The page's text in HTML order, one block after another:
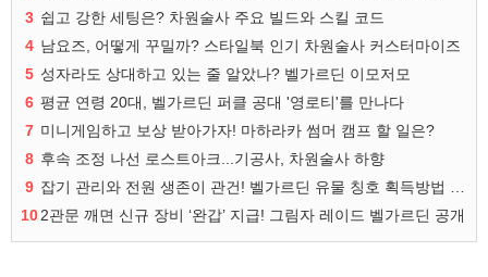
3 쉽고 강한 세팅은? 차원술사 주요 빌드와 스킬 코드
4 남요즈, 어떻게 꾸밀까? 스타일북 인기 차원술사 커스터마이즈
5 성자라도 상대하고 있는 줄 알았나? 벨가르딘 이모저모
6 평균 연령 20대, 벨가르딘 퍼클 공대 '영로티'를 만나다
7 미니게임하고 보상 받아가자! 마하라카 썸머 캠프 할 일은?
8 후속 조정 나선 로스트아크...기공사, 차원술사 하향
9
102관문 깨면 신규 장비 ‘완갑’ 지급! 그림자 레이드 벨가르딘 공개